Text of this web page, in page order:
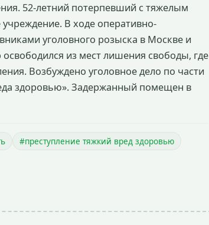
52-летний потерпевший с тяжелым
В ходе оперативно-
уголовного розыска в Москве и
из мест лишения свободы, где
Возбуждено уголовное дело по части
здоровью». Задержанный помещен в
#преступление тяжкий вред здоровью